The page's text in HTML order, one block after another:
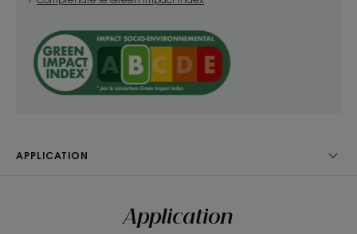
- Protège : shampoing au pH physiologique pour
durablement.
- Apaise : apporte une sensation d’apaisement
immédiate dès la première utilisation* et pour 48
heures**.
TEXTURE
APPLICATION
Application